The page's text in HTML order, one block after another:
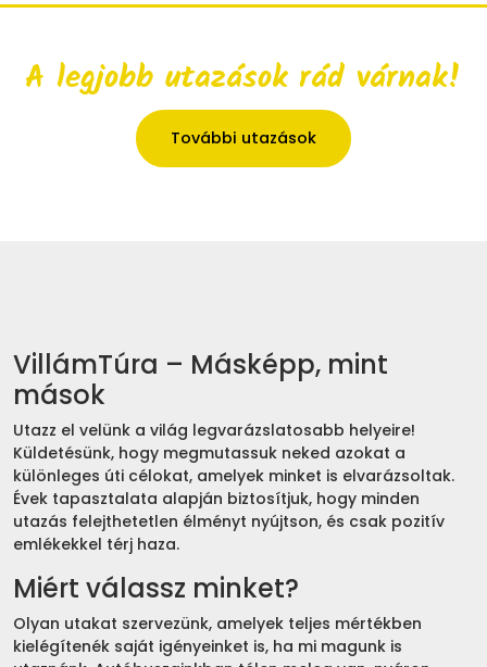
A legjobb utazások rád várnak!
További utazások
VillámTúra – Másképp, mint
mások
Utazz el velünk a világ legvarázslatosabb helyeire!
Küldetésünk, hogy megmutassuk neked azokat a
különleges úti célokat, amelyek minket is elvarázsoltak.
Évek tapasztalata alapján biztosítjuk, hogy minden
utazás felejthetetlen élményt nyújtson, és csak pozitív
emlékekkel térj haza.
Miért válassz minket?
Olyan utakat szervezünk, amelyek teljes mértékben
kielégítenék saját igényeinket is, ha mi magunk is